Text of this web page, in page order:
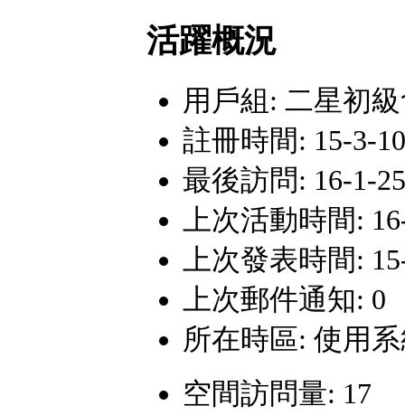
活躍概況
用戶組: 二星初
註冊時間: 15-3-
最後訪問: 16-1-
上次活動時間:
上次發表時間:
上次郵件通知: 0
所在時區: 使用
空間訪問量: 17